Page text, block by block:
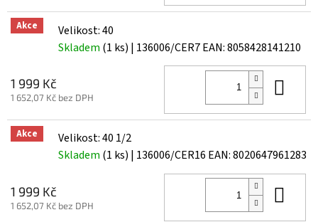
Akce
Velikost: 40
Skladem (1 ks) | 136006/CER7EAN:8058428141210
1 999 Kč
1 652,07 Kč bez DPH
Akce
Velikost: 40 1/2
Skladem (1 ks) | 136006/CER16 EAN:8020647961283
1 999 Kč
1 652,07 Kč bez DPH